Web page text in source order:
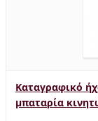
Καταγραφικό
μπαταρία